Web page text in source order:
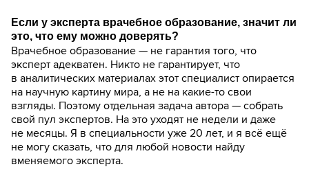
Если у эксперта врачебное образование, значит ли
это, что ему можно доверять?
Врачебное образование — не гарантия того, что
эксперт адекватен. Никто не гарантирует, что
в аналитических материалах этот специалист опирается
на научную картину мира, а не на какие-то свои
взгляды. Поэтому отдельная задача автора — собрать
свой пул экспертов. На это уходят не недели и даже
не месяцы. Я в специальности уже 20 лет, и я всё ещё
не могу сказать, что для любой новости найду
вменяемого эксперта.